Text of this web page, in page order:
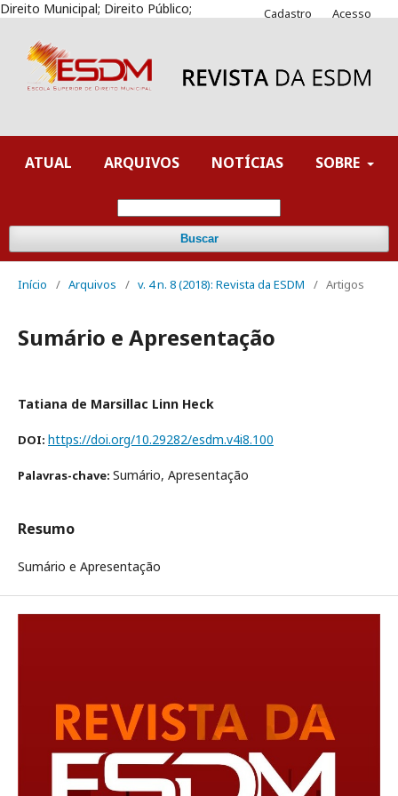
Direito Municipal; Direito Público;
ATUAL ARQUIVOS NOTÍCIAS SOBRE
Buscar
Cadastro Acesso
Início / Arquivos / v. 4 n. 8 (2018): Revista da ESDM / Artigos
Sumário e Apresentação
Tatiana de Marsillac Linn Heck
DOI: https://doi.org/10.29282/esdm.v4i8.100
Palavras-chave: Sumário, Apresentação
Resumo
Sumário e Apresentação